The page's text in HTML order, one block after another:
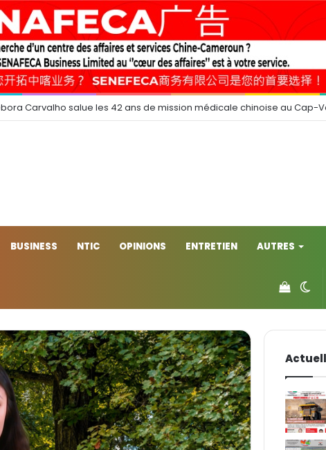
Carvalho salue les 42 ans de mission médicale chinoise au Cap-
BUSINESS NTIC OPINIONS ENTRETIEN AUTRES
Voir
votre